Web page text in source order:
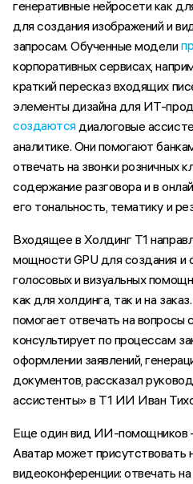
генеративные нейросети как
для создания изображений и
запросам. Обученные модели
корпоративных сервисах,
краткий пересказ входящих
элементы дизайна для ИТ-
создаютсядиалоговые
аналитике. Они помогают
отвечать на звонки розничных
содержание разговора и в
его тональность, тематику и
Входящее в Холдинг Т1
мощности GPU для создания и
голосовых и визуальных
как для холдинга, так и на
помогает отвечать на вопросы
консультирует по процессам
оформлении заявлений,
документов, рассказал
ассистенты» в Т1 ИИ Иван
Еще один вид ИИ-помощников
Аватар может присутствовать
видеоконференции: отвечать